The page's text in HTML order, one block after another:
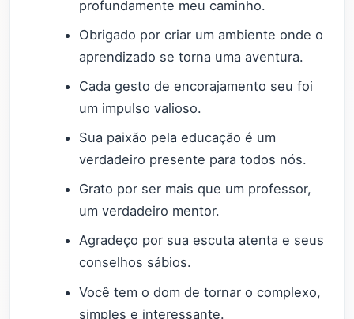
profundamente meu caminho.
Obrigado por criar um ambiente onde o
aprendizado se torna uma aventura.
Cada gesto de encorajamento seu foi
um impulso valioso.
Sua paixão pela educação é um
verdadeiro presente para todos nós.
Grato por ser mais que um professor,
um verdadeiro mentor.
Agradeço por sua escuta atenta e seus
conselhos sábios.
Você tem o dom de tornar o complexo,
simples e interessante.